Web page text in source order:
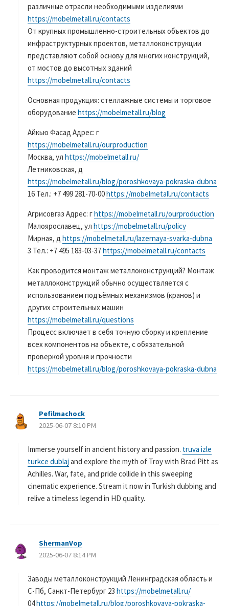
различные отрасли необходимыми изделиями
https://mobelmetall.ru/contacts
От крупных промышленно-строительных объектов до
инфраструктурных проектов, металлоконструкции
представляют собой основу для многих конструкций,
от мостов до высотных зданий
https://mobelmetall.ru/contacts
Основная продукция: стеллажные системы и торговое
оборудование https://mobelmetall.ru/blog
Айкью Фасад Адрес: г
https://mobelmetall.ru/ourproduction
Москва, ул https://mobelmetall.ru/
Летниковская, д
https://mobelmetall.ru/blog/poroshkovaya-pokraska-dubna
16 Тел.: +7 499 281-70-00https://mobelmetall.ru/contacts
Агрисовгаз Адрес: гhttps://mobelmetall.ru/ourproduction
Малоярославец, ул https://mobelmetall.ru/policy
Мирная, д https://mobelmetall.ru/lazernaya-svarka-dubna
3 Тел.: +7 495 183-03-37https://mobelmetall.ru/contacts
Как проводится монтаж металлоконструкций? Монтаж
металлоконструкций обычно осуществляется с
использованием подъёмных механизмов (кранов) и
других строительных машин
https://mobelmetall.ru/questions
Процесс включает в себя точную сборку и крепление
всех компонентов на объекте, с обязательной
проверкой уровня и прочности
https://mobelmetall.ru/blog/poroshkovaya-pokraska-dubna
Pefilmachock
り
2025-06-07 8:10 PM
Immerse yourself in ancient history and passion. truva izle
turkce dublaj and explore the myth of Troy with Brad Pitt as
Achilles. War, fate, and pride collide in this sweeping
cinematic experience. Stream it now in Turkish dubbing and
relive a timeless legend in HD quality.
ShermanVop
り
2025-06-07 8:14 PM
Заводы металлоконструкций Ленинградская область и
С-Пб, Санкт-Петербург 23 https://mobelmetall.ru/
04https://mobelmetall.ru/blog/poroshkovaya-pokraska-